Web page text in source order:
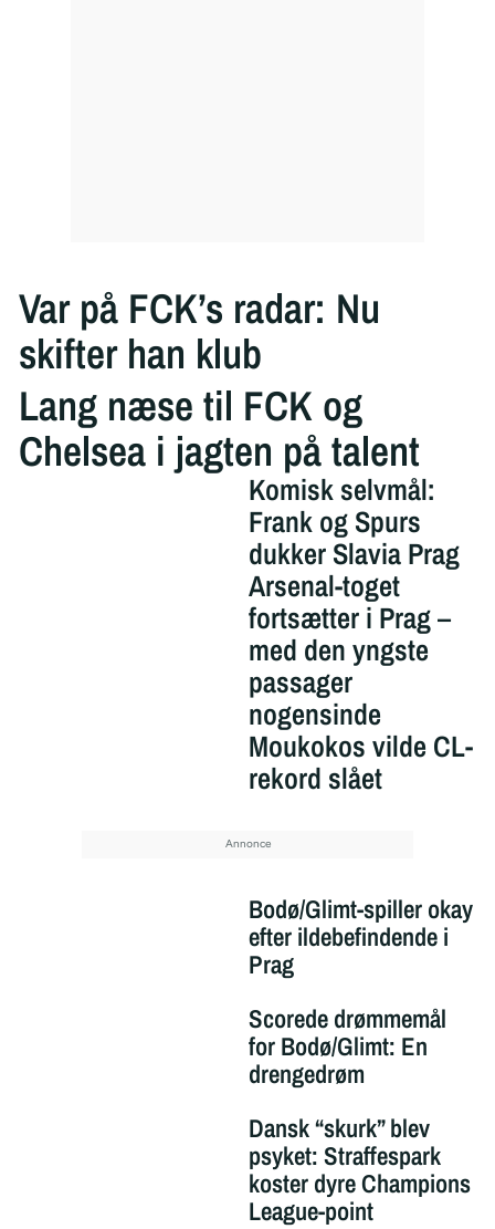
Var på FCK’s radar: Nu
skifter han klub
Lang næse til FCK og
Chelsea i jagten på talent
Komisk selvmål:
Frank og Spurs
dukker Slavia Prag
Arsenal-toget
fortsætter i Prag –
med den yngste
passager
nogensinde
Moukokos vilde CL-
rekord slået
Bodø/Glimt-spiller okay
efter ildebefindende i
Prag
Scorede drømmemål
for Bodø/Glimt: En
drengedrøm
Dansk “skurk” blev
psyket: Straffespark
koster dyre Champions
League-point